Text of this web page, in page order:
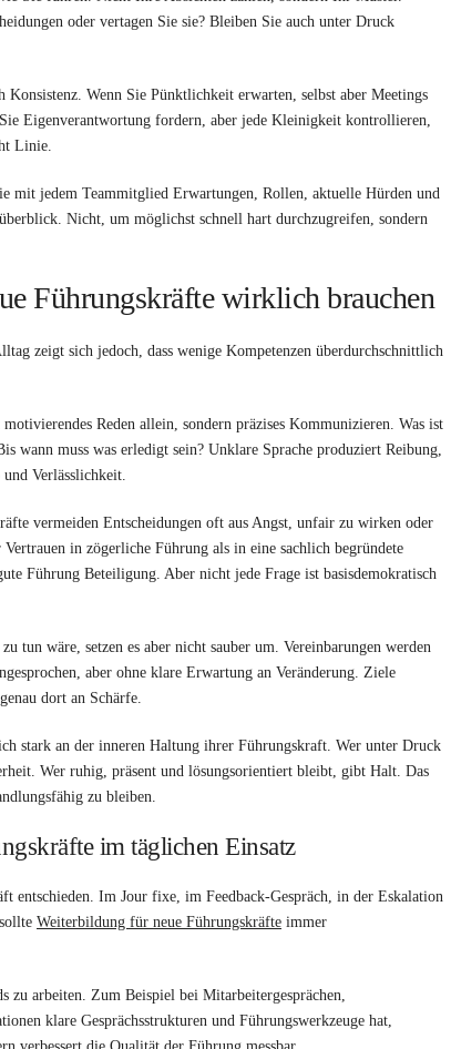
oder vertagen Sie sie? Bleiben Sie auch unter Druck
Wenn Sie Pünktlichkeit erwarten, selbst aber Meetings
Eigenverantwortung fordern, aber jede Kleinigkeit kontrollieren,
Linie.
mit jedem Teammitglied Erwartungen, Rollen, aktuelle Hürden und
Nicht, um möglichst schnell hart durchzugreifen, sondern
Führungskräfte wirklich brauchen
zeigt sich jedoch, dass wenige Kompetenzen überdurchschnittlich
Reden allein, sondern präzises Kommunizieren. Was ist
wann muss was erledigt sein? Unklare Sprache produziert Reibung,
Verlässlichkeit.
vermeiden Entscheidungen oft aus Angst, unfair zu wirken oder
in zögerliche Führung als in eine sachlich begründete
Führung Beteiligung. Aber nicht jede Frage ist basisdemokratisch
tun wäre, setzen es aber nicht sauber um. Vereinbarungen werden
aber ohne klare Erwartung an Veränderung. Ziele
dort an Schärfe.
stark an der inneren Haltung ihrer Führungskraft. Wer unter Druck
Wer ruhig, präsent und lösungsorientiert bleibt, gibt Halt. Das
zu bleiben.
im täglichen Einsatz
entschieden. Im Jour fixe, im Feedback-Gespräch, in der Eskalation
Weiterbildung für neue Führungskräfte immer
zu arbeiten. Zum Beispiel bei Mitarbeitergesprächen,
klare Gesprächsstrukturen und Führungswerkzeuge hat,